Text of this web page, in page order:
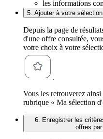
les informations
5. Ajouter à votre
Depuis la page de
d'une offre consultée,
votre choix à votre
.
Vous les retrouverez
rubrique « Ma sélection
6. Enregistrer les
offres